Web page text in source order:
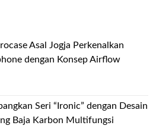
Asal Jogja Perkenalkan
dengan Konsep Airflow
Seri “Ironic” dengan Desain
Baja Karbon Multifungsi